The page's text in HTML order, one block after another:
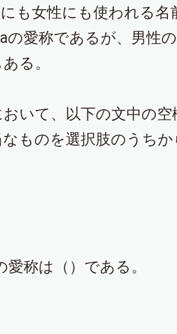
も女性にも使われる名
の愛称であるが、男性
る。
おいて、以下の文中の
なものを選択肢のうち
愛称は（）である。